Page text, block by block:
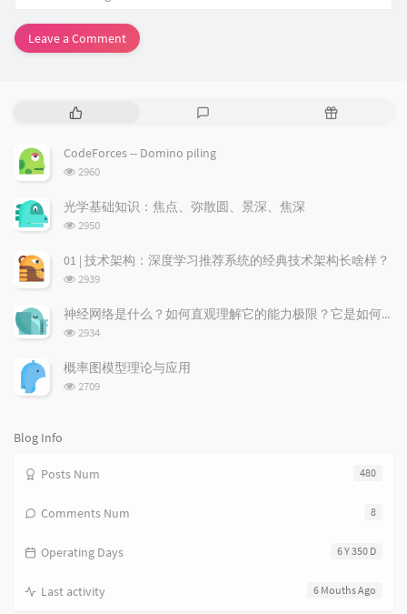
Leave a Comment
P
p
u
a
r
r
t
c
l
s
e
t
m
n
R
t
l
CodeForces -- Domino piling
浏
次
数:
2960
光学基础知识：焦点、弥散圆、景深、焦深
浏
次
数:
2950
01 | 技术架构：深度学习推荐系统的经典技术架构长啥样？
浏
次
数:
2939
神经网络是什么？如何直观理解它的能力极限？它是如何无限逼近真理？
浏
次
数:
2934
概率图模型理论与应用
浏
2709
Blog Info
480
Posts Num
8
Comments Num
6 Y 350 D
Operating Days
6 Mouths Ago
Last activity